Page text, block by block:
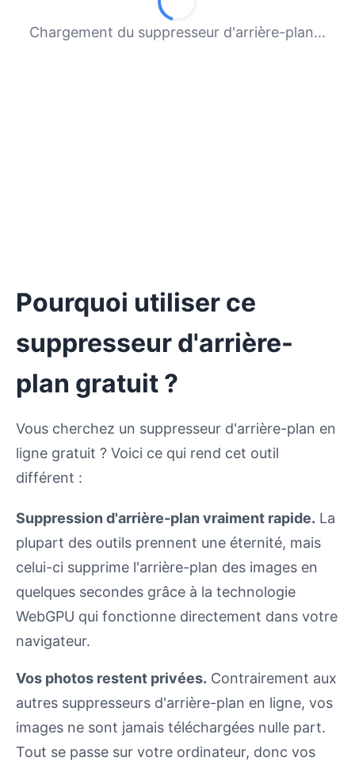
Chargement du suppresseur d'arrière-plan...
Pourquoi utiliser ce
suppresseur d'arrière-
plan gratuit ?
Vous cherchez un suppresseur d'arrière-plan en
ligne gratuit ? Voici ce qui rend cet outil
différent :
Suppression d'arrière-plan vraiment rapide. La
plupart des outils prennent une éternité, mais
celui-ci supprime l'arrière-plan des images en
quelques secondes grâce à la technologie
WebGPU qui fonctionne directement dans votre
navigateur.
Vos photos restent privées. Contrairement aux
autres suppresseurs d'arrière-plan en ligne, vos
images ne sont jamais téléchargées nulle part.
Tout se passe sur votre ordinateur, donc vos